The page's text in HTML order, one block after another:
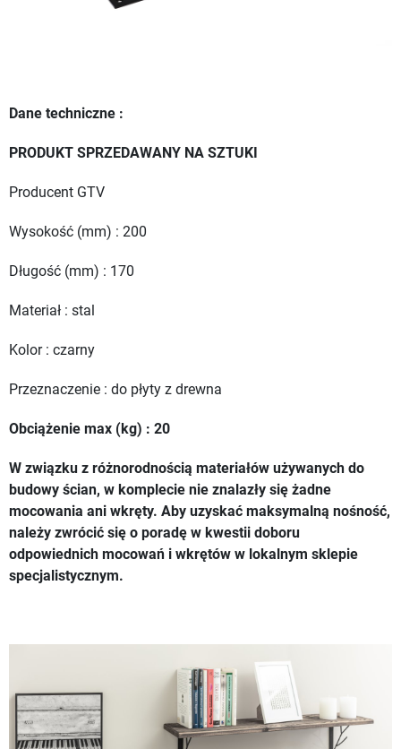
Dane techniczne :
PRODUKT SPRZEDAWANY NA SZTUKI
Producent GTV
Wysokość (mm) : 200
Długość (mm) : 170
Materiał : stal
Kolor : czarny
Przeznaczenie : do płyty z drewna
Obciążenie max (kg) : 20
W związku z różnorodnością materiałów używanych do
budowy ścian, w komplecie nie znalazły się żadne
mocowania ani wkręty. Aby uzyskać maksymalną nośność,
należy zwrócić się o poradę w kwestii doboru
odpowiednich mocowań i wkrętów w lokalnym sklepie
specjalistycznym.